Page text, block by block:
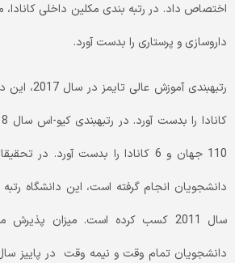
داروسازی و پرستاری را بدست آورد.
110 جهان و 6 کانادا را بدست آورد.
سال 2011 کسب کرده است. میزان